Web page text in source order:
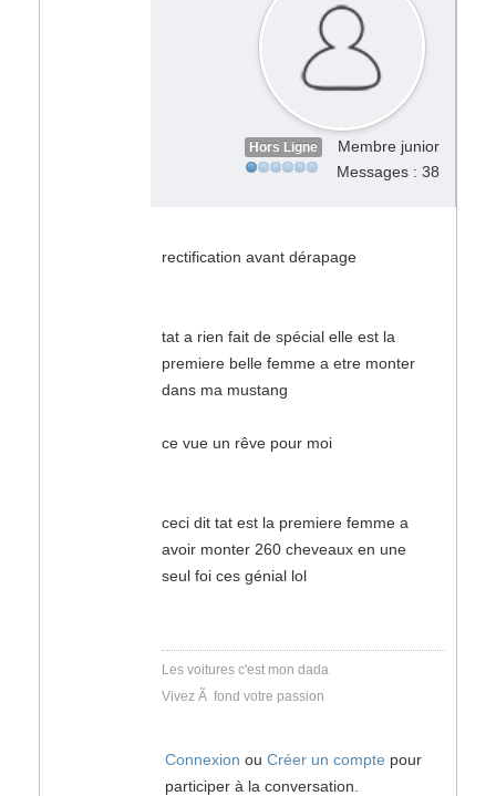
Hors Ligne
Membre junior
Messages : 38
rectification avant dérapage
tat a rien fait de spécial elle est la
premiere belle femme a etre monter
dans ma mustang
ce vue un rêve pour moi
ceci dit tat est la premiere femme a
avoir monter 260 cheveaux en une
seul foi ces génial lol
Les voitures c'est mon dada
Vivez Ã fond votre passion
Connexion ou Créer un compte pour
participer à la conversation.